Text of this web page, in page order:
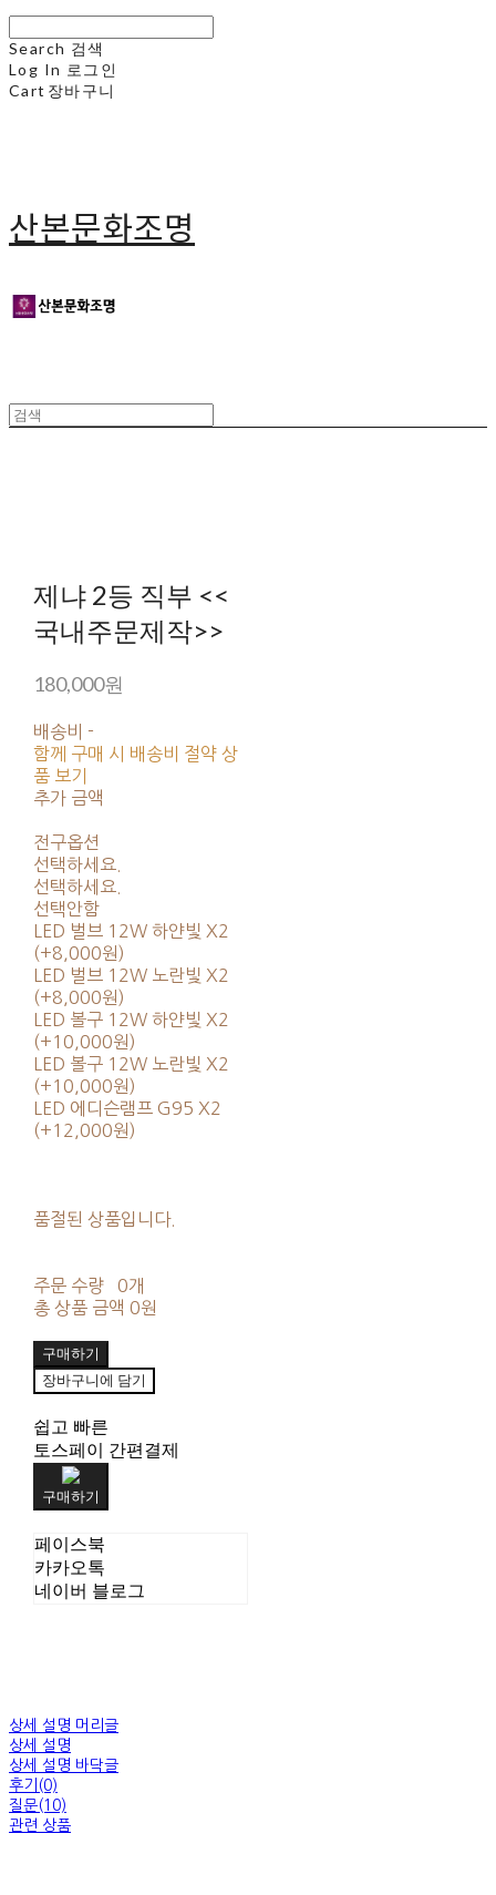
Search 검색
Log In 로그인
Cart 장바구니
산본문화조명
제냐 2등 직부 <<
국내주문제작>>
180,000원
배송비 -
함께 구매 시 배송비 절약 상
품 보기
추가 금액
전구옵션
선택하세요.
선택하세요.
선택안함
LED 벌브 12W 하얀빛 X2
(+8,000원)
LED 벌브 12W 노란빛 X2
(+8,000원)
LED 볼구 12W 하얀빛 X2
(+10,000원)
LED 볼구 12W 노란빛 X2
(+10,000원)
LED 에디슨램프 G95 X2
(+12,000원)
품절된 상품입니다.
주문 수량
0개
총 상품 금액 0원
구매하기
장바구니에 담기
쉽고 빠른
토스페이 간편결제
구매하기
페이스북
카카오톡
네이버 블로그
상세 설명 머리글
상세 설명
상세 설명 바닥글
후기(0)
질문(10)
관련 상품